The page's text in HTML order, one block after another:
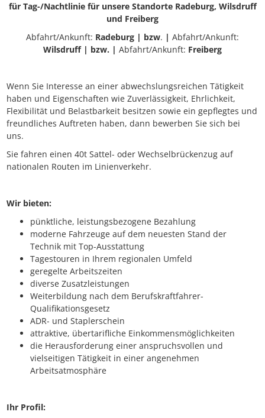
für Tag-/Nachtlinie für unsere Standorte Radeburg, Wilsdruff
und Freiberg
Abfahrt/Ankunft: Radeburg | bzw. | Abfahrt/Ankunft:
Wilsdruff | bzw. | Abfahrt/Ankunft: Freiberg
Wenn Sie Interesse an einer abwechslungsreichen Tätigkeit
haben und Eigenschaften wie Zuverlässigkeit, Ehrlichkeit,
Flexibilität und Belastbarkeit besitzen sowie ein gepflegtes und
freundliches Auftreten haben, dann bewerben Sie sich bei
uns.
Sie fahren einen 40t Sattel- oder Wechselbrückenzug auf
nationalen Routen im Linienverkehr.
Wir bieten:
pünktliche, leistungsbezogene Bezahlung
moderne Fahrzeuge auf dem neuesten Stand der
Technik mit Top-Ausstattung
Tagestouren in Ihrem regionalen Umfeld
geregelte Arbeitszeiten
diverse Zusatzleistungen
Weiterbildung nach dem Berufskraftfahrer-
Qualifikationsgesetz
ADR- und Staplerschein
attraktive, übertarifliche Einkommensmöglichkeiten
die Herausforderung einer anspruchsvollen und
vielseitigen Tätigkeit in einer angenehmen
Arbeitsatmosphäre
Ihr Profil: